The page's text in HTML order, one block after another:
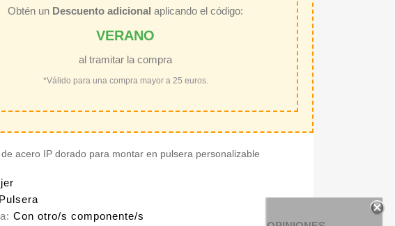
Obtén un Descuento adicional aplicando el código:
VERANO
al tramitar la compra
*Válido para una compra mayor a 25 euros.
acero IP dorado para montar en pulsera personalizable
Pulsera
Con otro/s componente/s